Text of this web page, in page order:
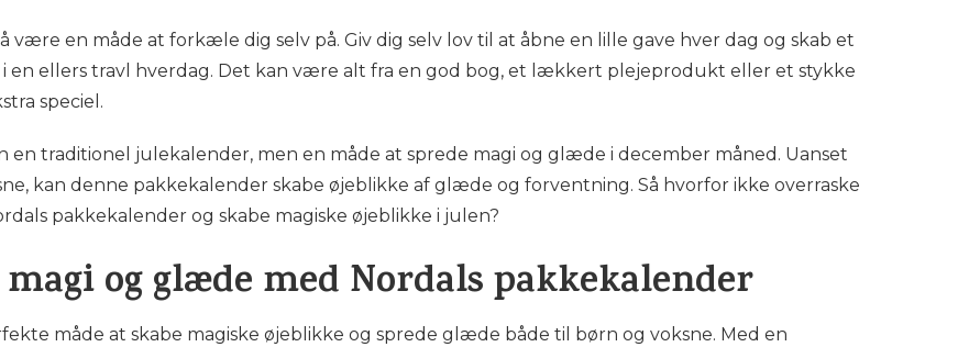
være en måde at forkæle dig selv på. Giv dig selv lov til at åbne en lille gave hver dag og skab et
ellers travl hverdag. Det kan være alt fra en god bog, et lækkert plejeprodukt eller et stykke
speciel.
en traditionel julekalender, men en måde at sprede magi og glæde i december måned. Uanset
kan denne pakkekalender skabe øjeblikke af glæde og forventning. Så hvorfor ikke overraske
pakkekalender og skabe magiske øjeblikke i julen?
og glæde med Nordals pakkekalender
måde at skabe magiske øjeblikke og sprede glæde både til børn og voksne. Med en